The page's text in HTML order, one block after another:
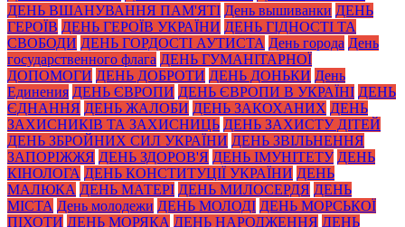
ДЕНЬ ВШАНУВАННЯ ПАМ'ЯТІ День вышиванки ДЕНЬ
ГЕРОЇВ ДЕНЬ ГЕРОЇВ УКРАЇНИ ДЕНЬ ГІДНОСТІ ТА
СВОБОДИ ДЕНЬ ГОРДОСТІ АУТИСТА День города День
государственного флага ДЕНЬ ГУМАНІТАРНОЇ
ДОПОМОГИ ДЕНЬ ДОБРОТИ ДЕНЬ ДОНЬКИ День
Единения ДЕНЬ ЄВРОПИ ДЕНЬ ЄВРОПИ В УКРАЇНІ ДЕНЬ
ЄДНАННЯ ДЕНЬ ЖАЛОБИ ДЕНЬ ЗАКОХАНИХ ДЕНЬ
ЗАХИСНИКІВ ТА ЗАХИСНИЦЬ ДЕНЬ ЗАХИСТУ ДІТЕЙ
ДЕНЬ ЗБРОЙНИХ СИЛ УКРАЇНИ ДЕНЬ ЗВІЛЬНЕННЯ
ЗАПОРІЖЖЯ ДЕНЬ ЗДОРОВ'Я ДЕНЬ ІМУНІТЕТУ ДЕНЬ
КІНОЛОГА ДЕНЬ КОНСТИТУЦІЇ УКРАЇНИ ДЕНЬ
МАЛЮКА ДЕНЬ МАТЕРІ ДЕНЬ МИЛОСЕРДЯ ДЕНЬ
МІСТА День молодежи ДЕНЬ МОЛОДІ ДЕНЬ МОРСЬКОЇ
ПІХОТИ ДЕНЬ МОРЯКА ДЕНЬ НАРОДЖЕННЯ ДЕНЬ